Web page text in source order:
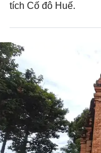
tích Cố đô Huế.